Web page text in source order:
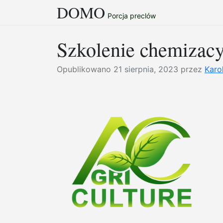
DOMO Porcja preclów
Szkolenie
Opublikowano 21 sierpnia, 2023 przez